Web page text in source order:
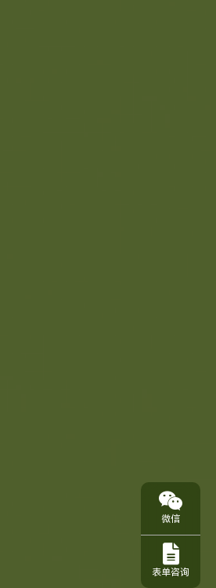
微信
表单咨询